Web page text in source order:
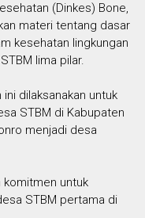
(Dinkes) Bone,
materi tentang dasar
kesehatan lingkungan
lima pilar.
dilaksanakan untuk
STBM di Kabupaten
menjadi desa
komitmen untuk
STBM pertama di